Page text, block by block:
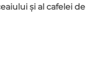
și al cafelei de